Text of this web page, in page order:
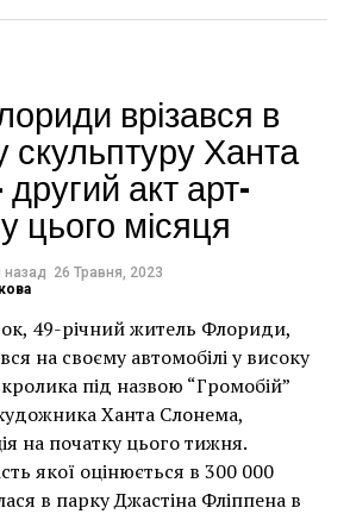
макетом чайки, яка ось-ось
чіпсів – сюжет графіті, що
художника Бенксі, на стіні в
узбережжі Англії 8 серпня 2021
Талліса / AFP)
пан Куттс сказав:
врізався в
скульптуру Ханта
акт арт-
цього місяця
назад 26 Травня, 2023
49-річний житель Флориди,
на своєму автомобілі у високу
під назвою “Громобій”
Ханта Слонема,
на початку цього тижня.
якої оцінюється в 300 000
в парку Джастіна Фліппена в